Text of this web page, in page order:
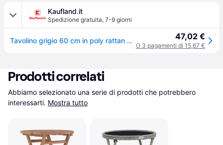
Kaufland.it
Spedizione gratuita, 7-9 giorni
Tavolino grigio 60 cm in poly rattan e legno massiccio di acacia 47,02 €
O 3 pagamenti di 15,67 €
Prodotti correlati
Abbiamo selezionato una serie di prodotti che potrebbero
interessarti. Mostra tutto